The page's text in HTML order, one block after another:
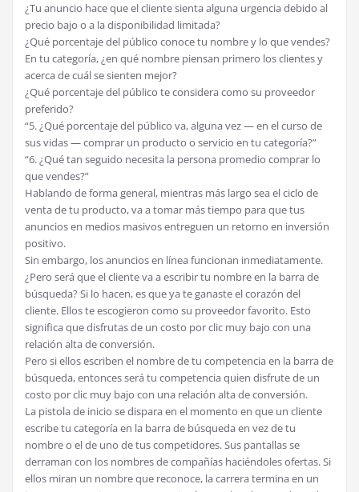
¿Tu anuncio hace que el cliente sienta alguna urgencia debido al
precio bajo o a la disponibilidad limitada?
¿Qué porcentaje del público conoce tu nombre y lo que vendes?
En tu categoría, ¿en qué nombre piensan primero los clientes y
acerca de cuál se sienten mejor?
¿Qué porcentaje del público te considera como su proveedor
preferido?
“5. ¿Qué porcentaje del público va, alguna vez — en el curso de
sus vidas — comprar un producto o servicio en tu categoría?”
“6. ¿Qué tan seguido necesita la persona promedio comprar lo
que vendes?”
Hablando de forma general, mientras más largo sea el ciclo de
venta de tu producto, va a tomar más tiempo para que tus
anuncios en medios masivos entreguen un retorno en inversión
positivo.
Sin embargo, los anuncios en línea funcionan inmediatamente.
¿Pero será que el cliente va a escribir tu nombre en la barra de
búsqueda? Si lo hacen, es que ya te ganaste el corazón del
cliente. Ellos te escogieron como su proveedor favorito. Esto
significa que disfrutas de un costo por clic muy bajo con una
relación alta de conversión.
Pero si ellos escriben el nombre de tu competencia en la barra de
búsqueda, entonces será tu competencia quien disfrute de un
costo por clic muy bajo con una relación alta de conversión.
La pistola de inicio se dispara en el momento en que un cliente
escribe tu categoría en la barra de búsqueda en vez de tu
nombre o el de uno de tus competidores. Sus pantallas se
derraman con los nombres de compañías haciéndoles ofertas. Si
ellos miran un nombre que reconoce, la carrera termina en un